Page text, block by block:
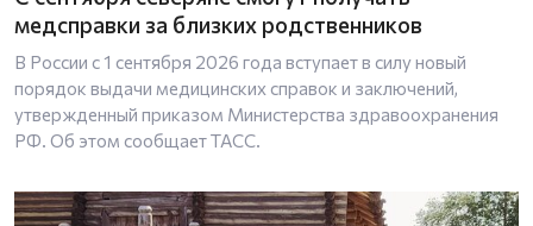
медсправки за близких родственников
В России с 1 сентября 2026 года вступает в силу новый
порядок выдачи медицинских справок и заключений,
утвержденный приказом Министерства здравоохранения
РФ. Об этом сообщает ТАСС.